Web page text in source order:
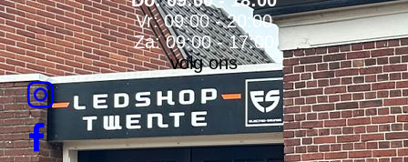
Vr: 09:00 - 20:00
Za: 09:00 - 17:00
volg ons